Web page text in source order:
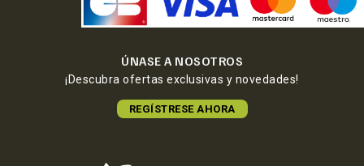
ÚNASE A NOSOTROS
¡Descubra ofertas exclusivas y novedades!
REGÍSTRESE AHORA